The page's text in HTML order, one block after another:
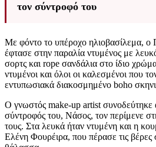
τον σύντροφό του
Με φόντο το υπέροχο ηλιοβασίλεμα, ο
έφτασε στην παραλία ντυμένος με
σορτς και rope σανδάλια στο ίδιο
ντυμένοι και όλοι οι καλεσμένοι που
εντυπωσιακά διακοσμημένο boho
Ο γνωστός make-up artist συνοδεύτηκε
σύντροφός του, Νάσος, τον περίμενε
τους. Στα λευκά ήταν ντυμένη και η
Ελένη Φουρέιρα, που πέρασε τις βέρες